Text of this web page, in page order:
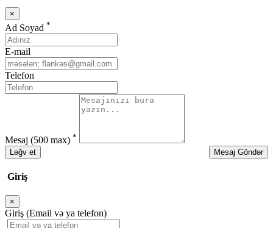
×
Bağla
Ad Soyad *
E-mail
Telefon
Mesaj (500 max) *
Ləğv et
Mesaj Göndər
Giriş
×
Bağla
Giriş (Email və ya telefon)